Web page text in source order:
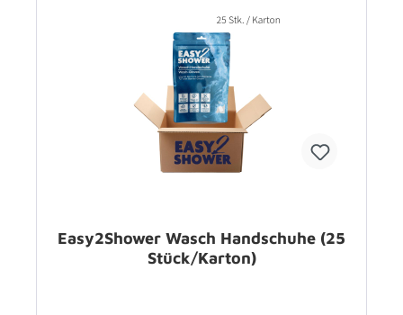
Easy2Shower Wasch Handschuhe (25
Stück/Karton)